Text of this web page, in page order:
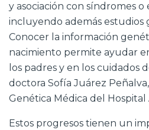
y asociación con síndromes
incluyendo además estudios
Conocer la información
nacimiento permite ayudar
los padres y en los cuidados
doctora Sofía Juárez
Genética Médica del Hospital
Estos progresos tienen un